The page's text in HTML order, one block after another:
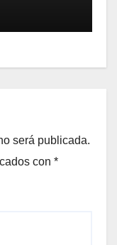
será publicada.
con *